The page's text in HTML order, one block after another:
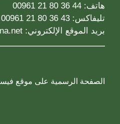
هاتف: 44 36 80 21 00961
تليفاكس: 43 36 80 21 00961
بريد الموقع الإلكتروني:
الصفحة الرسمية على موقع